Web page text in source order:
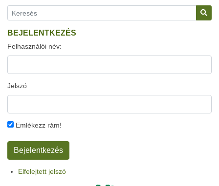
BEJELENTKEZÉS
Felhasználói név:
Jelszó
Emlékezz rám!
Elfelejtett jelszó